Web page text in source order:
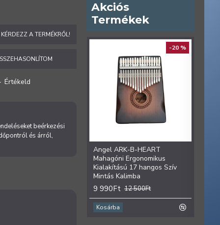
Értékeld
KÉRDEZZ A TERMÉKRŐL!
beérkezési
és árról,
Akciós
Termékek
-20 %
Angel ARK-B-HEART
Mahagóni Ergonomikus
Kialakítású 17 hangos Szív
Mintás Kalimba
9 990Ft 12 500Ft
Kosárba